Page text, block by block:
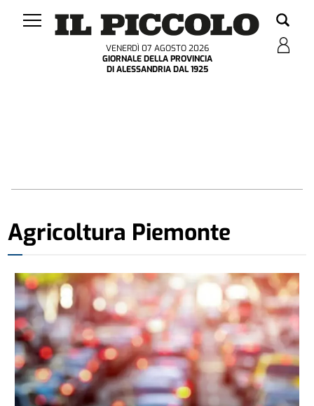
VENERDÌ 07 AGOSTO 2026
GIORNALE DELLA PROVINCIA
DI ALESSANDRIA DAL 1925
Agricoltura Piemonte